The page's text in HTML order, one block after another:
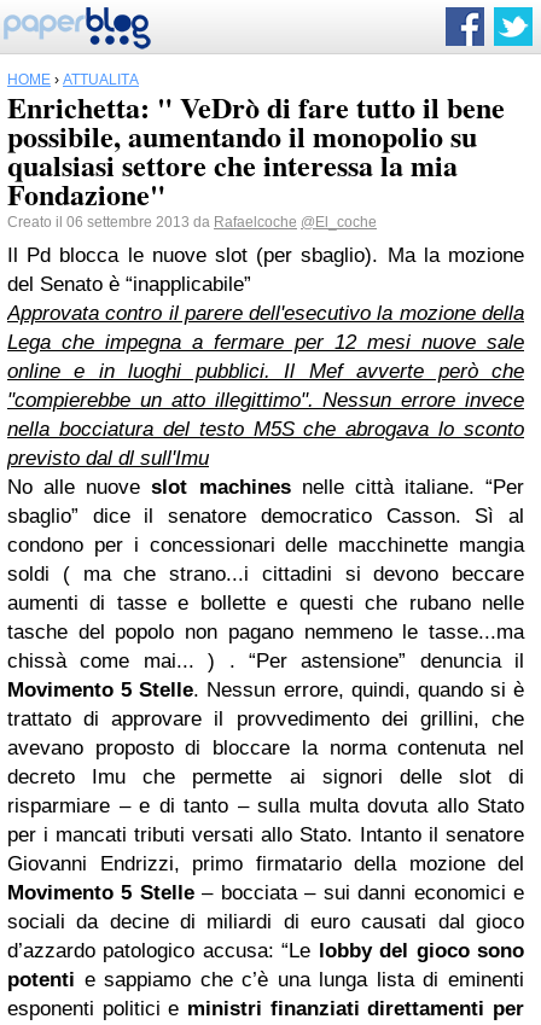
HOME › ATTUALITÀ
Enrichetta: " VeDrò di fare tutto il bene
possibile, aumentando il monopolio su
qualsiasi settore che interessa la mia
Fondazione"
Creato il 06 settembre 2013 da Rafaelcoche @El_coche
Il Pd blocca le nuove slot (per sbaglio). Ma la mozione
del Senato è “inapplicabile”
Approvata contro il parere dell'esecutivo la mozione della
Lega che impegna a fermare per 12 mesi nuove sale
online e in luoghi pubblici. Il Mef avverte però che
"compierebbe un atto illegittimo". Nessun errore invece
nella bocciatura del testo M5S che abrogava lo sconto
previsto dal dl sull'Imu
No alle nuoveslot machinesnelle città italiane. “Per
sbaglio” dice il senatore democratico Casson. Sì al
condono per i concessionari delle macchinette mangia
soldi ( ma che strano...i cittadini si devono beccare
aumenti di tasse e bollette e questi che rubano nelle
tasche del popolo non pagano nemmeno le tasse...ma
chissà come mai...) . “Per astensione” denuncia il
Movimento 5 Stelle. Nessun errore, quindi, quando si è
trattato di approvare il provvedimento dei grillini, che
avevano proposto di bloccare la norma contenuta nel
decreto Imu che permette ai signori delle slot di
risparmiare – e di tanto – sulla multa dovuta allo Stato
per i mancati tributi versati allo Stato. Intanto il senatore
Giovanni Endrizzi, primo firmatario della mozione del
Movimento 5 Stelle– bocciata – sui danni economici e
sociali da decine di miliardi di euro causati dal gioco
d’azzardo patologico accusa: “Le lobby del gioco sono
potenti e sappiamo che c’è una lunga lista di eminenti
esponenti politici e ministri finanziati direttamenti per